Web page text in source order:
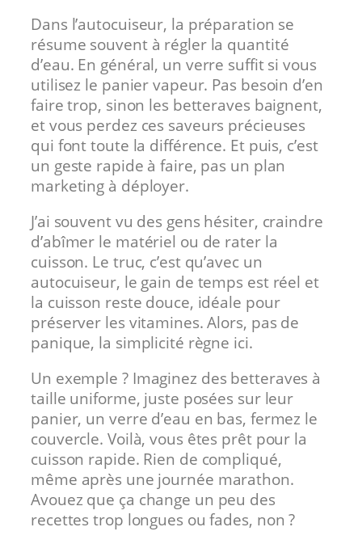
Dans l’autocuiseur, la préparation se
résume souvent à régler la quantité
d’eau. En général, un verre suffit si vous
utilisez le panier vapeur. Pas besoin d’en
faire trop, sinon les betteraves baignent,
et vous perdez ces saveurs précieuses
qui font toute la différence. Et puis, c’est
un geste rapide à faire, pas un plan
marketing à déployer.
J’ai souvent vu des gens hésiter, craindre
d’abîmer le matériel ou de rater la
cuisson. Le truc, c’est qu’avec un
autocuiseur, le gain de temps est réel et
la cuisson reste douce, idéale pour
préserver les vitamines. Alors, pas de
panique, la simplicité règne ici.
Un exemple ? Imaginez des betteraves à
taille uniforme, juste posées sur leur
panier, un verre d’eau en bas, fermez le
couvercle. Voilà, vous êtes prêt pour la
cuisson rapide. Rien de compliqué,
même après une journée marathon.
Avouez que ça change un peu des
recettes trop longues ou fades, non ?